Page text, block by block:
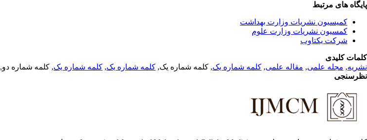
پایگاه های مرتبط
کمیسیون نشریات وزارت بهداشت
کمسیون نشریات وزارت علوم
شرکت یکتاوب
کلمات کلیدی
نشریه, مجله علمی, مقاله علمی, کلمه شماره یک, کلمه شماره یک, کلمه شماره یک, کلمه شماره یک, کلمه شماره دو,
نظرسنجی